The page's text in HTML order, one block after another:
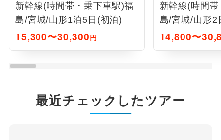
新幹線(時間帯・乗下車駅)福
島/宮城/山形1泊5日(初泊)
15,300〜30,300円
新幹線(時間
島/宮城/山形2
14,800〜
最近チェックしたツアー